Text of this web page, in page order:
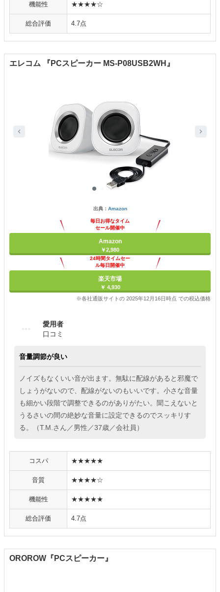
機能性 ★★★★☆
総合評価 4.7点
エレコム 『PCスピーカー MS-P08USB2WH』
出典： Amazon
毎日お得なタイム
セール開催中
Amazon
￥2,980
24時間タイムセー
ル毎日開催中
楽天市場
￥ 4,930
※各社通販サイトの 2025年12月16日時点 での税込価格
愛用者
口コミ
音量調節が良い
ノイズもなくいい音が出ます。無駄に配線があると邪魔で
しょうがないので、配線がないのもいいです。小さな音量
も細かい段階で調整できるのがありがたい。聞こえないと
うるさいの間の絶妙な音量に設定できるのでスッキリす
る。（T.M.さん／男性／37歳／会社員）
コスパ ★★★★★
音質 ★★★★☆
機能性 ★★★★★
総合評価 4.7点
OROROW『PCスピーカー』